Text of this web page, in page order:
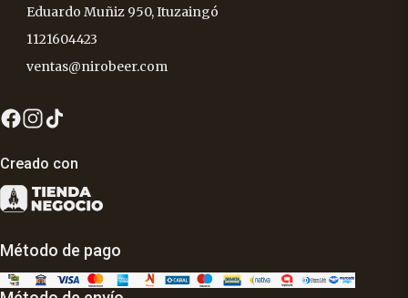
Eduardo Muñiz 950, Ituzaingó
1121604423
ventas@nirobeer.com
Creado con
Método de pago